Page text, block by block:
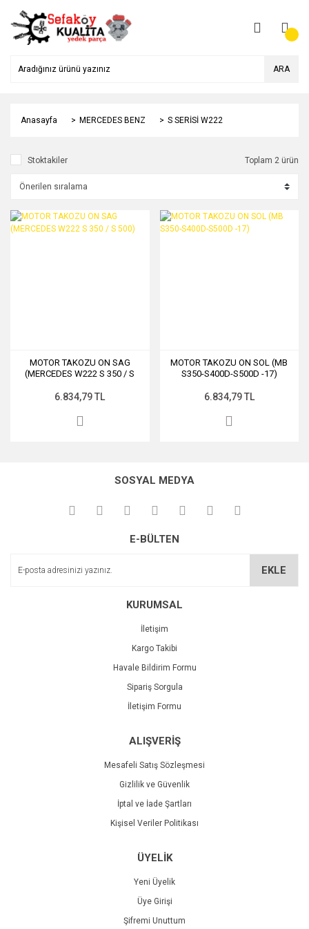
ARA
Anasayfa MERCEDES BENZ S SERİSİ W222
Stoktakiler Toplam 2 ürün
MOTOR TAKOZU ON SAG
(MERCEDES W222 S 350 / S
6.834,79 TL
MOTOR TAKOZU ON SOL (MB
S350-S400D-S500D -17)
6.834,79 TL
SOSYAL MEDYA
E-BÜLTEN
EKLE
KURUMSAL
İletişim
Kargo Takibi
Havale Bildirim Formu
Sipariş Sorgula
İletişim Formu
ALIŞVERİŞ
Mesafeli Satış Sözleşmesi
Gizlilik ve Güvenlik
İptal ve İade Şartları
Kişisel Veriler Politikası
ÜYELİK
Yeni Üyelik
Üye Girişi
Şifremi Unuttum